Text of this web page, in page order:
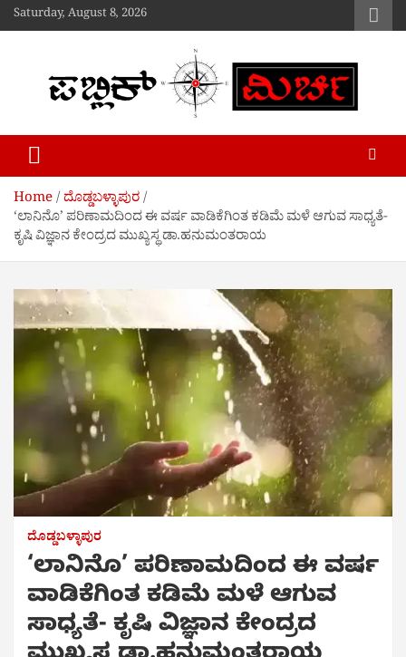
Skip
to
Saturday, August 8, 2026
Public Mirchi
Home ದೊಡ್ಡಬಳ್ಳಾಪುರ
‘ಲಾನಿನೊ’ ಪರಿಣಾಮದಿಂದ ಈ ವರ್ಷ ವಾಡಿಕೆಗಿಂತ ಕಡಿಮೆ ಮಳೆ ಆಗುವ ಸಾಧ್ಯತೆ-
ಕೃಷಿ ವಿಜ್ಞಾನ ಕೇಂದ್ರದ ಮುಖ್ಯಸ್ಥ ಡಾ.ಹನುಮಂತರಾಯ
ದೊಡ್ಡಬಳ್ಳಾಪುರ
‘ಲಾನಿನೊ’ ಪರಿಣಾಮದಿಂದ ಈ ವರ್ಷ
ವಾಡಿಕೆಗಿಂತ ಕಡಿಮೆ ಮಳೆ ಆಗುವ
ಸಾಧ್ಯತೆ- ಕೃಷಿ ವಿಜ್ಞಾನ ಕೇಂದ್ರದ